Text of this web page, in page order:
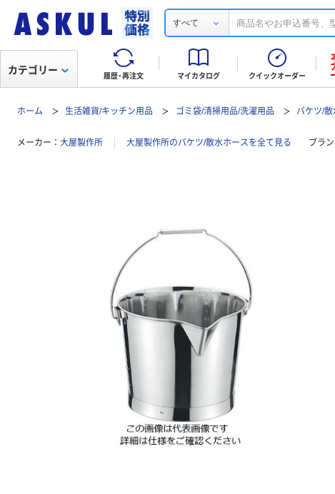
すべて
履歴・再注文 マイカタログ クイックオーダー
カテゴリー
ホーム 生活雑貨/キッチン用品 ゴミ袋/清掃用品/洗濯用品 バケツ/
メーカー 大屋製作所 大屋製作所のバケツ/散水ホースを全て見る ブラ